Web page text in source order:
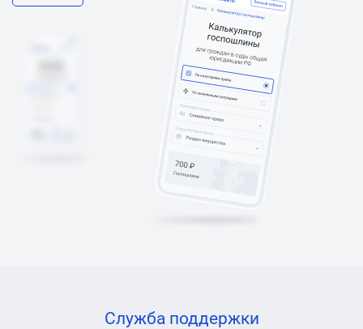
Служба поддержки